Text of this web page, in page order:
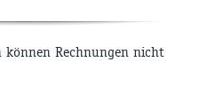
können Rechnungen nicht